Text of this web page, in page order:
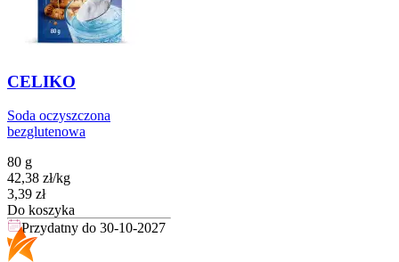
CELIKO
Soda oczyszczona
bezglutenowa
80 g
42,38 zł/kg
Cena
3,39 zł
Do koszyka
Przydatny do 30-10-2027